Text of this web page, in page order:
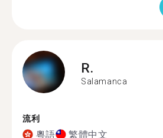
R.
Salamanca
流利
粵語 繁體中文